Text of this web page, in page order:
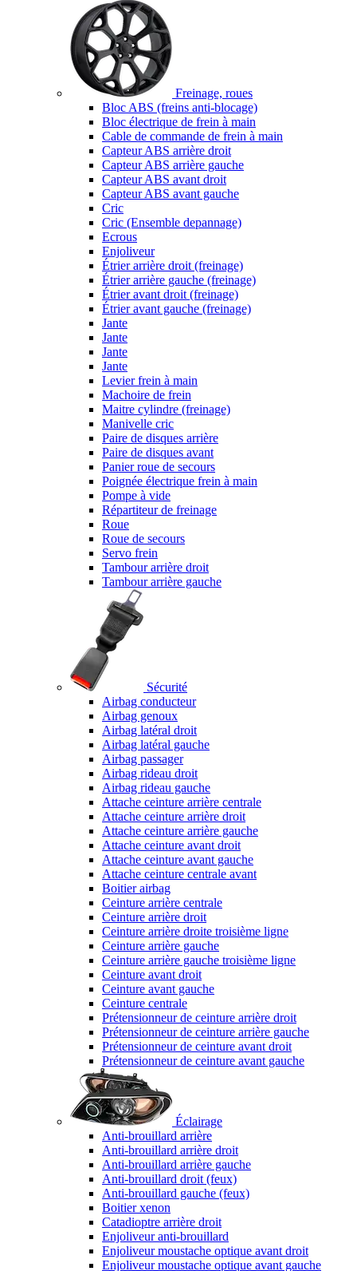
Freinage, roues
Bloc ABS (freins anti-blocage)
Bloc électrique de frein à main
Cable de commande de frein à main
Capteur ABS arrière droit
Capteur ABS arrière gauche
Capteur ABS avant droit
Capteur ABS avant gauche
Cric
Cric (Ensemble depannage)
Ecrous
Enjoliveur
Étrier arrière droit (freinage)
Étrier arrière gauche (freinage)
Étrier avant droit (freinage)
Étrier avant gauche (freinage)
Jante
Jante
Jante
Jante
Levier frein à main
Machoire de frein
Maitre cylindre (freinage)
Manivelle cric
Paire de disques arrière
Paire de disques avant
Panier roue de secours
Poignée électrique frein à main
Pompe à vide
Répartiteur de freinage
Roue
Roue de secours
Servo frein
Tambour arrière droit
Tambour arrière gauche
Sécurité
Airbag conducteur
Airbag genoux
Airbag latéral droit
Airbag latéral gauche
Airbag passager
Airbag rideau droit
Airbag rideau gauche
Attache ceinture arrière centrale
Attache ceinture arrière droit
Attache ceinture arrière gauche
Attache ceinture avant droit
Attache ceinture avant gauche
Attache ceinture centrale avant
Boitier airbag
Ceinture arrière centrale
Ceinture arrière droit
Ceinture arrière droite troisième ligne
Ceinture arrière gauche
Ceinture arrière gauche troisième ligne
Ceinture avant droit
Ceinture avant gauche
Ceinture centrale
Prétensionneur de ceinture arrière droit
Prétensionneur de ceinture arrière gauche
Prétensionneur de ceinture avant droit
Prétensionneur de ceinture avant gauche
Éclairage
Anti-brouillard arrière
Anti-brouillard arrière droit
Anti-brouillard arrière gauche
Anti-brouillard droit (feux)
Anti-brouillard gauche (feux)
Boitier xenon
Catadioptre arrière droit
Enjoliveur anti-brouillard
Enjoliveur moustache optique avant droit
Enjoliveur moustache optique avant gauche